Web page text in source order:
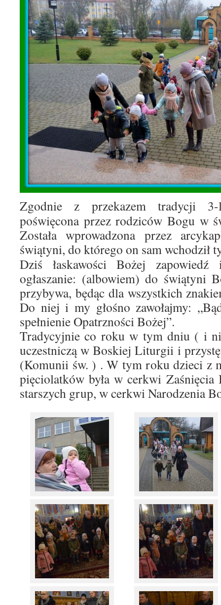
Zgodnie z przekazem tradycji 3-
poświęcona przez rodziców Bogu w
Została wprowadzona przez
świątyni, do którego on sam wchodził
Dziś łaskawości Bożej
ogłaszanie: (albowiem) do świątyni
przybywa, będąc dla wszystkich
Do niej i my głośno zawołajmy:
spełnienie Opatrzności Bożej”.
Tradycyjnie co roku w tym dniu ( i
uczestniczą w Boskiej Liturgii i
(Komunii św. ) . W tym roku dzieci z
pięciolatków była w cerkwi Zaśnięcia
starszych grup, w cerkwi Narodzenia